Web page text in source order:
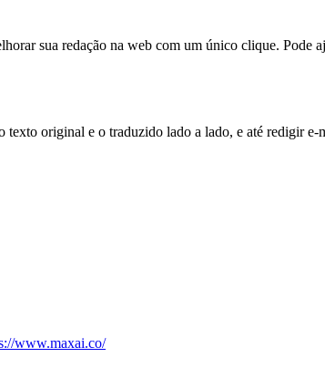
sua redação na web com um único clique. Pode
original e o traduzido lado a lado, e até redigir e-
www.maxai.co/